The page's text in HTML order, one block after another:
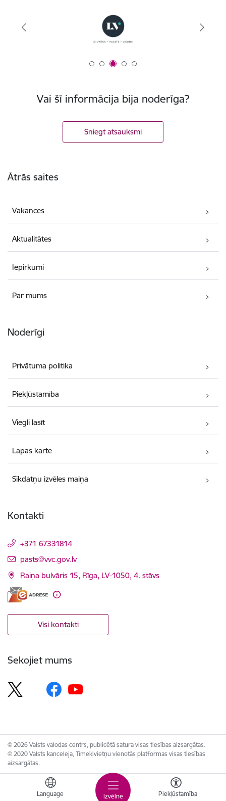
Izvēlne
Language Piekļūstamība
Vai šī informācija bija noderīga?
Sniegt atsauksmi
Ātrās saites
Vakances
Aktualitātes
Iepirkumi
Par mums
Noderīgi
Privātuma politika
Piekļūstamība
Viegli lasīt
Lapas karte
Sīkdatņu izvēles maiņa
Kontakti
+371 67331814
E-pasts:
pasts@vvc.gov.lv
Raiņa bulvāris 15, Rīga, LV-1050, 4. stāvs
Visi kontakti
Sekojiet mums
© 2026 Valsts valodas centrs, publicētā satura visas tiesības aizsargātas.
© 2020 Valsts kanceleja, Tīmekļvietņu vienotās platformas visas tiesības
aizsargātas.